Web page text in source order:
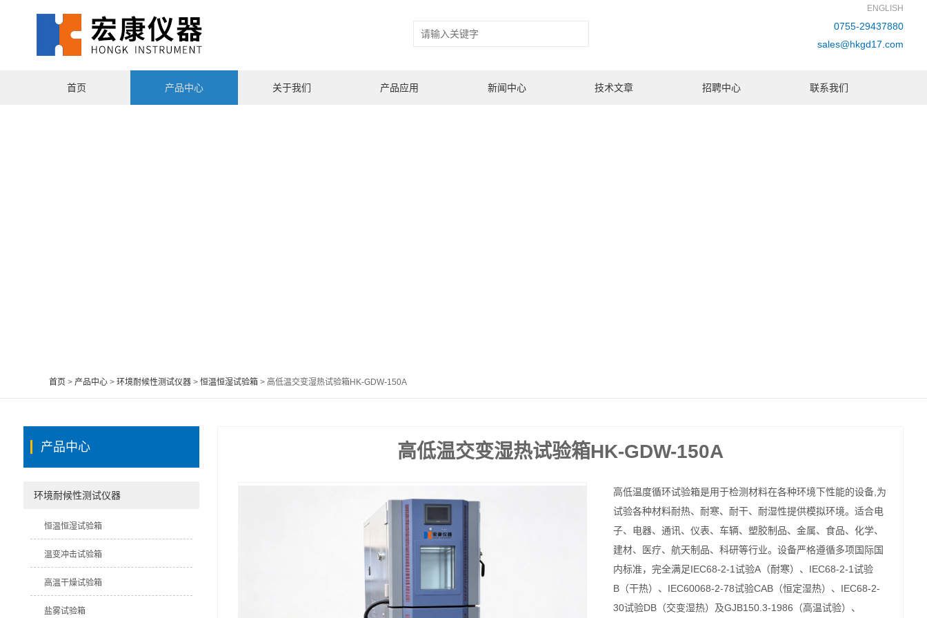
ENGLISH
0755-29437880
sales@hkgd17.com
首页 产品中心 关于我们 产品应用 新闻中心 技术文章 招聘中心 联系我们
首页 > 产品中心> 环境耐候性测试仪器> 恒温恒湿试验箱 > 高低温交变湿热试验箱HK-GDW-150A
高低温交变湿热试验箱HK-GDW-150A
高低温度循环试验箱是用于检测材料在各种环境下性能的设备,为
试验各种材料耐热、耐寒、耐干、耐湿性提供模拟环境。适合电
子、电器、通讯、仪表、车辆、塑胶制品、金属、食品、化学、
建材、医疗、航天制品、科研等行业。设备严格遵循多项国际国
内标准，完全满足IEC68-2-1试验A（耐寒）、IEC68-2-1试验
B（干热）、IEC60068-2-78试验CAB（恒定湿热）、IEC68-2-
30试验DB（交变湿热）及GJB150.3-1986（高温试验）、
产品中心
环境耐候性测试仪器
恒温恒湿试验箱
温变冲击试验箱
高温干燥试验箱
盐雾试验箱